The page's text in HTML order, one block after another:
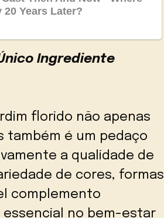
Ingrediente
florido não apenas
também é um pedaço
a qualidade de
de cores, formas
complemento
essencial no bem-estar